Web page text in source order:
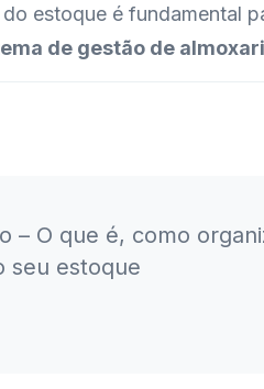
estoque é fundamental
de gestão de
– O que é, como
seu estoque